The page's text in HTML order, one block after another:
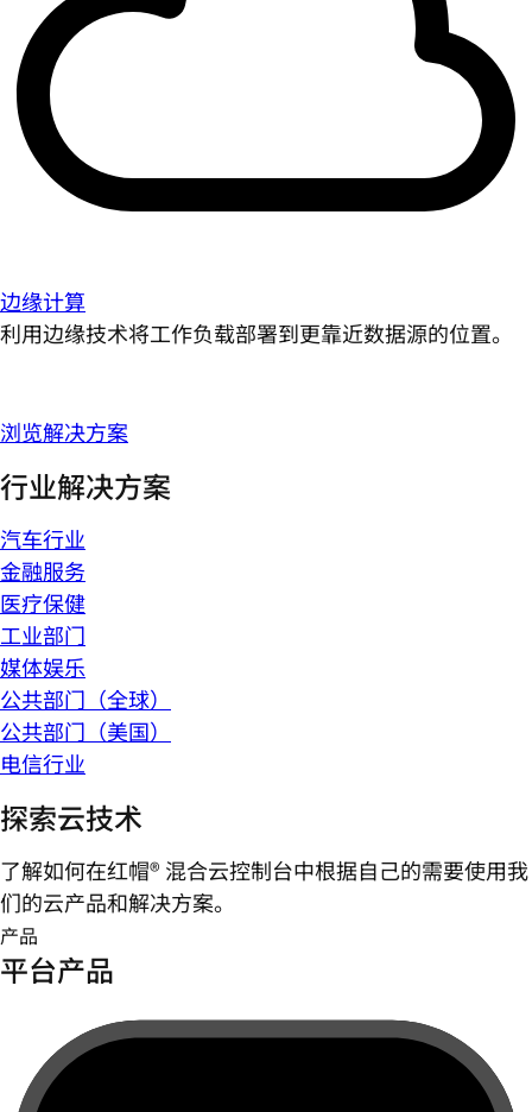
边缘计算
利用边缘技术将工作负载部署到更靠近数据源的位置。
浏览解决方案
行业解决方案
汽车行业
金融服务
医疗保健
工业部门
媒体娱乐
公共部门（全球）
公共部门（美国）
电信行业
探索云技术
了解如何在红帽® 混合云控制台中根据自己的需要使用我
们的云产品和解决方案。
产品
平台产品